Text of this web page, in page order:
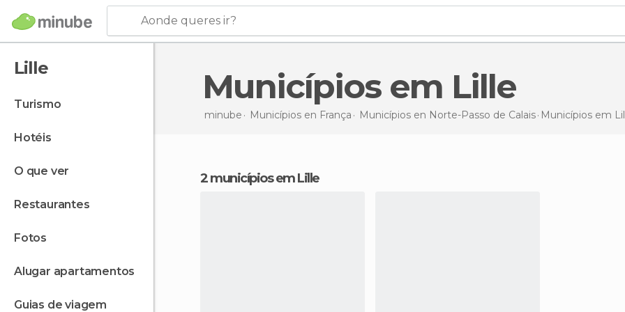
Aonde queres ir?
Lille
turismo
hotéis
o que ver
restaurantes
fotos
alugar apartamentos
guias de viagem
Municípios em Lille
minube Municípios en França Municípios en Norte-Passo de Calais Municípios em
2 municípios em Lille